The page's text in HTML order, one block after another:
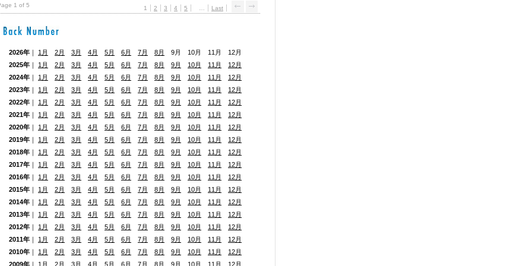
1 of 5 1 2 3 4 5 Last
2026年 ｜ 1月 2月 3月 4月 5月 6月 7月 8月
9月 10月 11月 12月
2025年 ｜ 1月 2月 3月 4月 5月 6月 7月 8月 9月 10月 11月
12月
2024年 ｜ 1月 2月 3月 4月 5月 6月 7月 8月 9月 10月 11月
12月
2023年 ｜ 1月 2月 3月 4月 5月 6月 7月 8月 9月 10月 11月
12月
2022年 ｜ 1月 2月 3月 4月 5月 6月 7月 8月 9月 10月 11月
12月
2021年 ｜ 1月 2月 3月 4月 5月 6月 7月 8月 9月 10月 11月
12月
2020年 ｜ 1月 2月 3月 4月 5月 6月 7月 8月 9月 10月 11月
12月
2019年 ｜ 1月 2月 3月 4月 5月 6月 7月 8月 9月 10月 11月
12月
2018年 ｜ 1月 2月 3月 4月 5月 6月 7月 8月 9月 10月 11月
12月
2017年 ｜ 1月 2月 3月 4月 5月 6月 7月 8月 9月 10月 11月
12月
2016年 ｜ 1月 2月 3月 4月 5月 6月 7月 8月 9月 10月 11月
12月
2015年 ｜ 1月 2月 3月 4月 5月 6月 7月 8月 9月 10月 11月
12月
2014年 ｜ 1月 2月 3月 4月 5月 6月 7月 8月 9月 10月 11月
12月
2013年 ｜ 1月 2月 3月 4月 5月 6月 7月 8月 9月 10月 11月
12月
2012年 ｜ 1月 2月 3月 4月 5月 6月 7月 8月 9月 10月 11月
12月
2011年 ｜ 1月 2月 3月 4月 5月 6月 7月 8月 9月 10月 11月
12月
2010年 ｜ 1月 2月 3月 4月 5月 6月 7月 8月 9月 10月 11月
12月
2009年 ｜ 1月 2月 3月 4月 5月 6月 7月 8月 9月 10月 11月 12月